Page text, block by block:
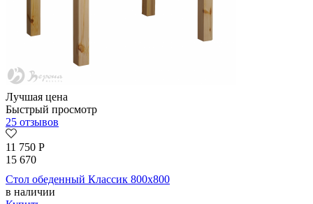
Лучшая цена
Быстрый просмотр
25 отзывов
11 750 Р
15 670
Стол обеденный Классик 800х800
в наличии